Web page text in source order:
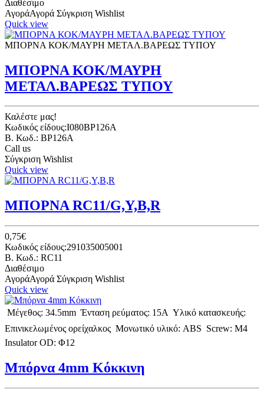
Διαθέσιμο
ΑγοράΑγορά Σύγκριση Wishlist
Quick view
ΜΠΟΡΝΑ ΚΟΚ/ΜΑΥΡΗ ΜΕΤΑΛ.ΒΑΡΕΩΣ ΤΥΠΟΥ
ΜΠΟΡΝΑ ΚΟΚ/ΜΑΥΡΗ
ΜΕΤΑΛ.ΒΑΡΕΩΣ ΤΥΠΟΥ
Καλέστε μας!
Κωδικός είδους:I080BP126A
B. Κωδ.: BP126A
Call us
Σύγκριση Wishlist
Quick view
ΜΠΟΡΝΑ RC11/G,Υ,Β,R
0,75€
Κωδικός είδους:291035005001
B. Κωδ.: RC11
Διαθέσιμο
ΑγοράΑγορά Σύγκριση Wishlist
Quick view
 Μέγεθος: 34.5mm  Ένταση ρεύματος: 15A  Υλικό κατασκευής:
Eπινικελωμένος ορείχαλκος  Μονωτικό υλικό: ABS  Screw: M4 
Insulator OD: Φ12
Μπόρνα 4mm Κόκκινη